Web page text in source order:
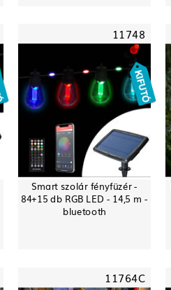
11748
Smart szolár fényfüzér -
84+15 db RGB LED - 14,5 m -
bluetooth
11764C